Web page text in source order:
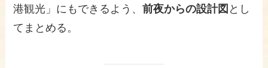
港観光」にもできるよう、前夜からの設計図 とし
てまとめる。